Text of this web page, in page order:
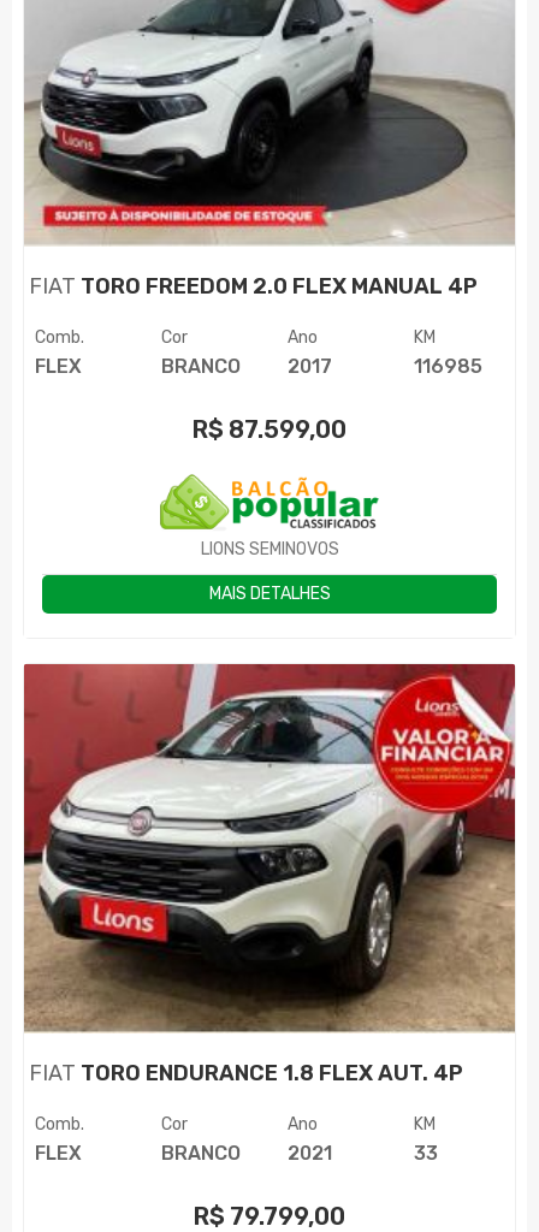
FIAT TORO FREEDOM 2.0 FLEX MANUAL 4P
Comb.
FLEX
Cor
BRANCO
Ano
2017
KM
116985
R$ 87.599,00
LIONS SEMINOVOS
MAIS DETALHES
FIAT TORO ENDURANCE 1.8 FLEX AUT. 4P
Comb.
FLEX
Cor
BRANCO
Ano
2021
KM
33
R$ 79.799,00